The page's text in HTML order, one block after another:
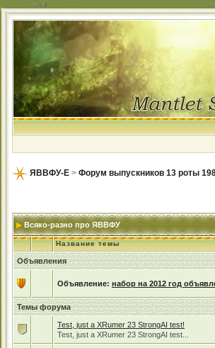
ЯВВФУ-Е > Форум выпускников 13 роты
Всяко-разно про ЯВВФУ
Название темы
Объявления
Объявление: набор на 2012 год
Темы форума
Test, just a XRumer 23 StrongAI test!
Test, just a XRumer 23 StrongAI test...